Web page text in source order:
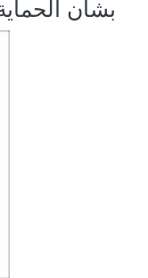
بشأن